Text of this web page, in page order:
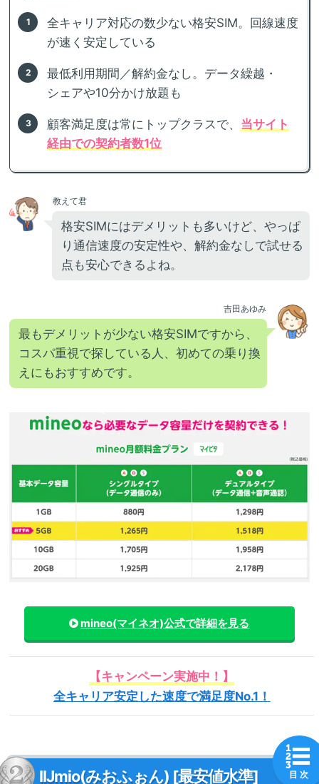
全キャリア対応の数少ない格安SIM。回線速度
が速く安定している
最低利用期間／解約金なし。データ繰越・
シェアや10分かけ放題も
顧客満足度は常にトップクラスで、 当サイト
経由での契約者数1位
教えて君
格安SIMにはデメリットも多いけど、やっぱ
り通信速度の安定性や、解約金なしで試せる
点も安心できるよね。
吉田あゆみ
最もデメリットが少ない格安SIMですから、
コスパ重視で探している人、初めての乗り換
えにもおすすめです。
mineo(マイネオ)公式で詳細を見る
【キャンペーン実施中！】
全キャリア安定した速度で満足度No.1！
IIJmio(みおふぉん) [最安値水準] 目 次